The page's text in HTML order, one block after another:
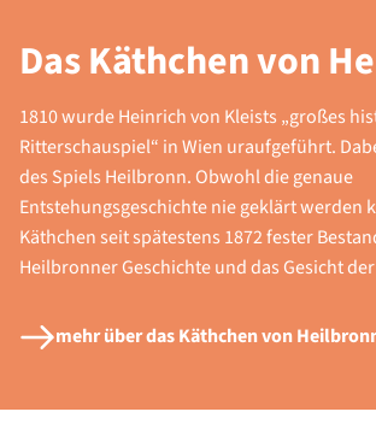
Das Käthchen von
1810 wurde Heinrich von Kleists „großes
Ritterschauspiel“ in Wien uraufgeführt.
des Spiels Heilbronn. Obwohl die genaue
Entstehungsgeschichte nie geklärt werden
Käthchen seit spätestens 1872 fester
Heilbronner Geschichte und das Gesicht
mehr über das Käthchen von